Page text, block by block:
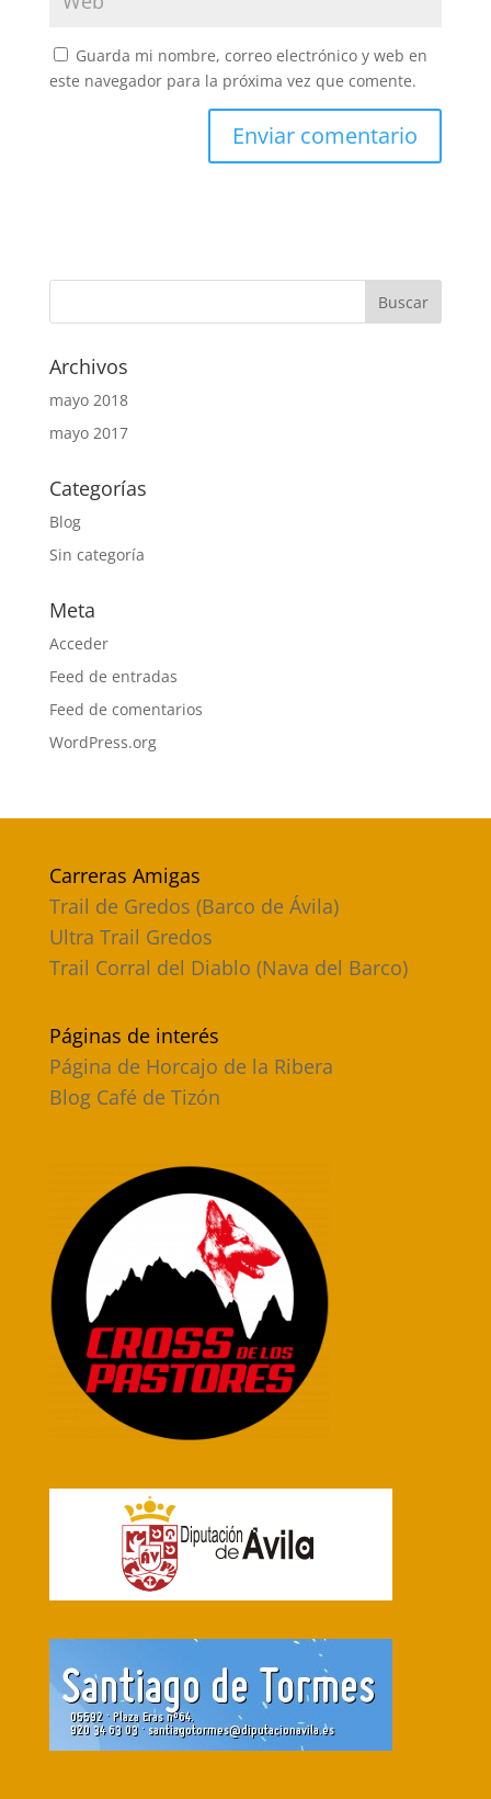
Guarda mi nombre, correo electrónico y web en
este navegador para la próxima vez que comente.
Archivos
mayo 2018
mayo 2017
Categorías
Blog
Sin categoría
Meta
Acceder
Feed de entradas
Feed de comentarios
WordPress.org
Carreras Amigas
Trail de Gredos (Barco de Ávila)
Ultra Trail Gredos
Trail Corral del Diablo (Nava del Barco)
Páginas de interés
Página de Horcajo de la Ribera
Blog Café de Tizón